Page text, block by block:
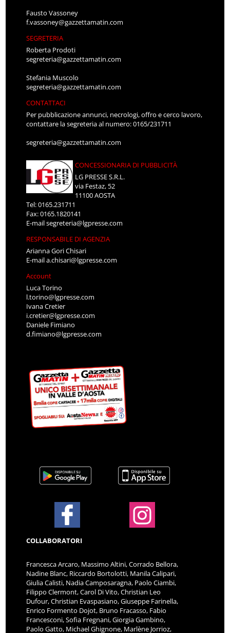
Fausto Vassoney
f.vassoney@gazzettamatin.com
SEGRETERIA
Roberta Prodoti
segreteria@gazzettamatin.com
Stefania Muscolo
segreteria@gazzettamatin.com
CONTATTACI
Per pubblicazione annunci, necrologi, offro e cerco lavoro,
contattare la segreteria al numero: 0165/231711
segreteria@gazzettamatin.com
CONCESSIONARIA DI PUBBLICITÀ
LG PRESSE S.R.L.
via Festaz, 52
11100 AOSTA
Tel: 0165.231711
Fax: 0165.1820141
E-mailsegreteria@lgpresse.com
RESPONSABILE DI AGENZIA
Arianna Gori Chisari
E-maila.chisari@lgpresse.com
Account
Luca Torino
l.torino@lgpresse.com
Ivana Cretier
i.cretier@lgpresse.com
Daniele Fimiano
d.fimiano@lgpresse.com
COLLABORATORI
Francesca Arcaro, Massimo Altini, Corrado Bellora,
Nadine Blanc, Riccardo Bortolotti, Manila Calipari,
Giulia Calisti, Nadia Camposaragna, Paolo Ciambi,
Filippo Clermont, Carol Di Vito, Christian Leo
Dufour, Christian Evaspasiano, Giuseppe Farinella,
Enrico Formento Dojot, Bruno Fracasso, Fabio
Francesconi, Sofia Fregnani, Giorgia Gambino,
Paolo Gatto, Michael Ghignone, Marlène Jorrioz,